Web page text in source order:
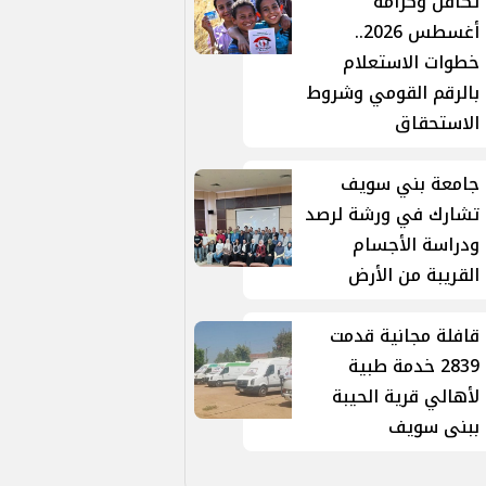
أغسطس 2026..
خطوات الاستعلام
بالرقم القومي وشروط
الاستحقاق
جامعة بني سويف
تشارك في ورشة لرصد
ودراسة الأجسام
القريبة من الأرض
قافلة مجانية قدمت
2839 خدمة طبية
لأهالي قرية الحيبة
ببنى سويف